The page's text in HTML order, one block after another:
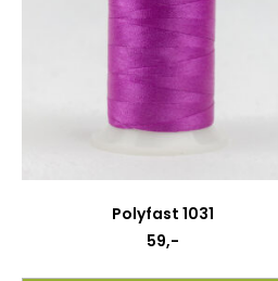
Polyfast 1031
59,-